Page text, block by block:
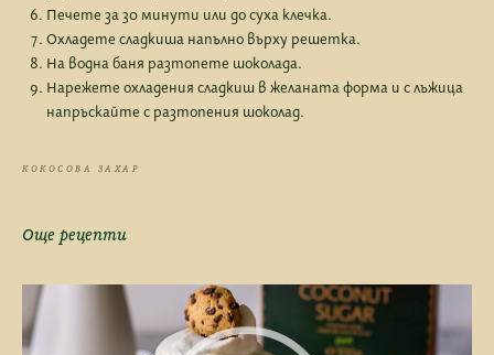
Печете за 30 минути или до суха клечка.
Охладете сладкиша напълно върху решетка.
На водна баня разтопете шоколада.
Нарежете охладения сладкиш в желаната форма и с лъжица
напръскайте с разтопения шоколад.
КОКОСОВА ЗАХАР
Още рецепти